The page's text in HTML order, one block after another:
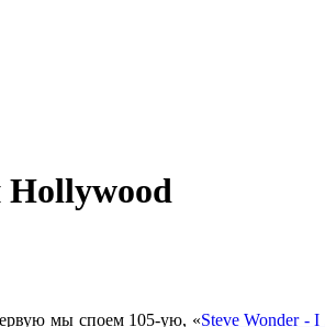
Hollywood
мы споем 105-ую, «Steve Wonder -